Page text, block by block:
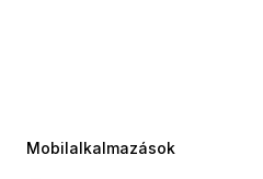
Mobilalkalmazások